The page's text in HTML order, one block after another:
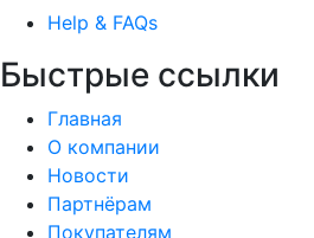
Help & FAQs
Быстрые ссылки
Главная
О компании
Новости
Партнёрам
Покупателям